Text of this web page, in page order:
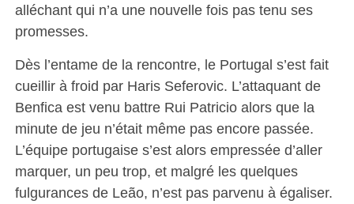
alléchant qui n’a une nouvelle fois pas tenu ses
promesses.
Dès l’entame de la rencontre, le Portugal s’est fait
cueillir à froid par Haris Seferovic. L’attaquant de
Benfica est venu battre Rui Patricio alors que la
minute de jeu n’était même pas encore passée.
L’équipe portugaise s’est alors empressée d’aller
marquer, un peu trop, et malgré les quelques
fulgurances de Leão, n’est pas parvenu à égaliser.